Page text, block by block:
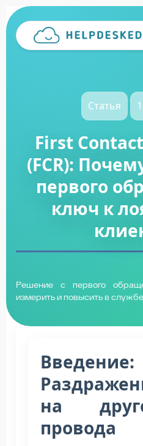
Статья
First
(FCR):
первого
ключ к
Решение с первого
измерить и повысить в
Введение:
на
провода